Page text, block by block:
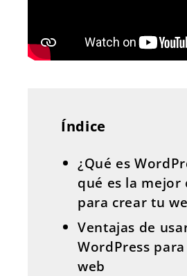
Índice
¿Qué es
qué es la mejor
para crear tu
Ventajas de
WordPress
web